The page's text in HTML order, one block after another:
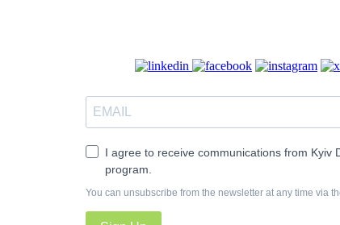
I agree to receive communications from Kyiv
program.
You can unsubscribe from the newsletter at any time via